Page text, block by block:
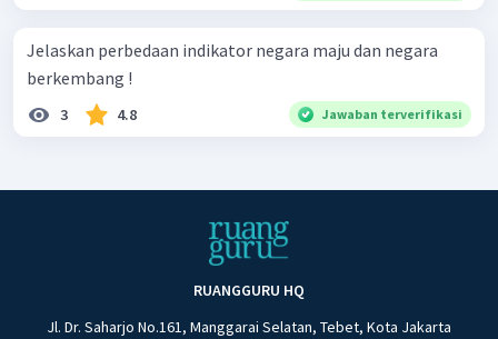
Jelaskan perbedaan indikator negara maju dan negara
berkembang !
3 4.8 Jawaban terverifikasi
RUANGGURU HQ
Jl. Dr. Saharjo No.161, Manggarai Selatan, Tebet, Kota Jakarta